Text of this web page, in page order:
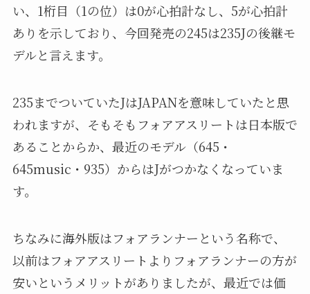
い、1桁目（1の位）は0が心拍計なし、5が心拍計
ありを示しており、今回発売の245は235Jの後継モ
デルと言えます。
235までついていたJはJAPANを意味していたと思
われますが、そもそもフォアアスリートは日本版で
あることからか、最近のモデル（645・
645music・935）からはJがつかなくなっていま
す。
ちなみに海外版はフォアランナーという名称で、
以前はフォアアスリートよりフォアランナーの方が
安いというメリットがありましたが、最近では価